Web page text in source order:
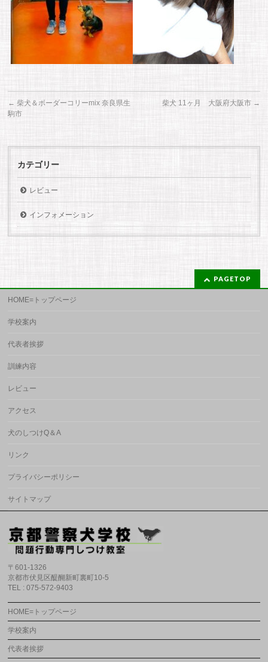
← 柴犬＆ボーダーコリーmix 奈良県生
駒市
柴犬 11ヶ月 大阪府大阪市 →
カテゴリー
レビュー
インフォメーション
PAGETOP
HOME=トップページ
学校案内
代表者挨拶
訓練内容
レビュー
アクセス
犬のしつけQ＆A
リンク
プライバシーポリシー
サイトマップ
〒601-1326
京都市伏見区醍醐新町裏町10-5
TEL : 075-572-9403
HOME=トップページ
学校案内
代表者挨拶